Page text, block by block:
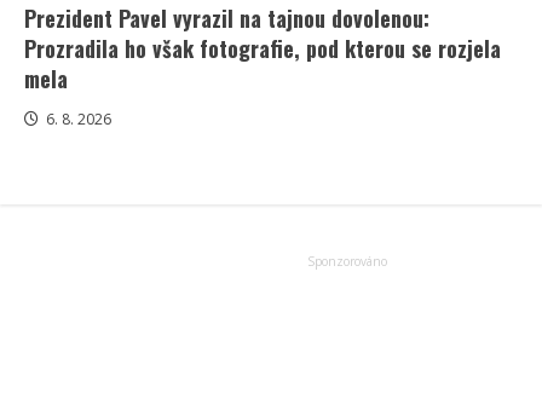
Prezident Pavel vyrazil na tajnou dovolenou:
Prozradila ho však fotografie, pod kterou se rozjela
mela
6. 8. 2026